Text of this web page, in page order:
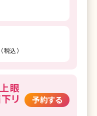
（税込）
眼
リ
予約する